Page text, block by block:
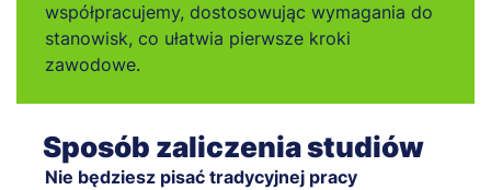
współpracujemy, dostosowując wymagania do
stanowisk, co ułatwia pierwsze kroki
zawodowe.
Sposób zaliczenia studiów
Nie będziesz pisać tradycyjnej pracy